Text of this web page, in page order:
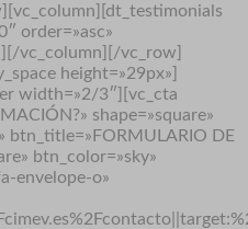
order=»asc»
vc_column][/vc_row]
height=»29px»]
width=»2/3″][vc_cta
shape=»square»
btn_title=»FORMULARIO DE
btn_color=»sky»
envelope-o»